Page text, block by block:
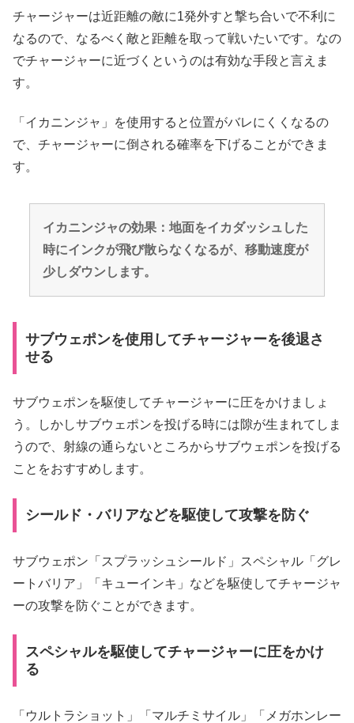
チャージャーは近距離の敵に1発外すと撃ち合いで不利に
なるので、なるべく敵と距離を取って戦いたいです。なの
でチャージャーに近づくというのは有効な手段と言えま
す。
「イカニンジャ」を使用すると位置がバレにくくなるの
で、チャージャーに倒される確率を下げることができま
す。
イカニンジャの効果：地面をイカダッシュした
時にインクが飛び散らなくなるが、移動速度が
少しダウンします。
サブウェポンを使用してチャージャーを後退さ
せる
サブウェポンを駆使してチャージャーに圧をかけましょ
う。しかしサブウェポンを投げる時には隙が生まれてしま
うので、射線の通らないところからサブウェポンを投げる
ことをおすすめします。
シールド・バリアなどを駆使して攻撃を防ぐ
サブウェポン「スプラッシュシールド」スペシャル「グレ
ートバリア」「キューインキ」などを駆使してチャージャ
ーの攻撃を防ぐことができます。
スペシャルを駆使してチャージャーに圧をかけ
る
「ウルトラショット」「マルチミサイル」「メガホンレー